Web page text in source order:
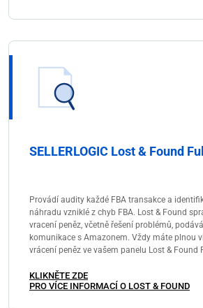
SELLERLOGIC Lost & Found
Provádí audity každé FBA transakce a
náhradu vzniklé z chyb FBA. Lost & Found
vracení peněz, včetně řešení problémů,
komunikace s Amazonem. Vždy máte plnou
vrácení peněz ve vašem panelu Lost & Found
KLIKNĚTE ZDE
PRO VÍCE INFORMACÍ O LOST & FOUND